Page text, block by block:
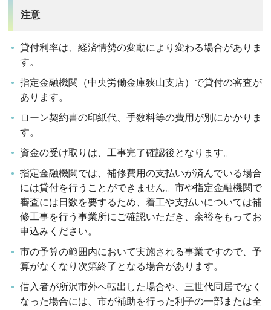
注意
貸付利率は、経済情勢の変動により変わる場合がありま
す。
指定金融機関（中央労働金庫狭山支店）で貸付の審査が
あります。
ローン契約書の印紙代、手数料等の費用が別にかかりま
す。
資金の受け取りは、工事完了確認後となります。
指定金融機関では、補修費用の支払いが済んでいる場合
には貸付を行うことができません。市や指定金融機関で
審査には日数を要するため、着工や支払いについては補
修工事を行う事業所にご確認いただき、余裕をもってお
申込みください。
市の予算の範囲内において実施される事業ですので、予
算がなくなり次第終了となる場合があります。
借入者が所沢市外へ転出した場合や、三世代同居でなく
なった場合には、市が補助を行った利子の一部または全